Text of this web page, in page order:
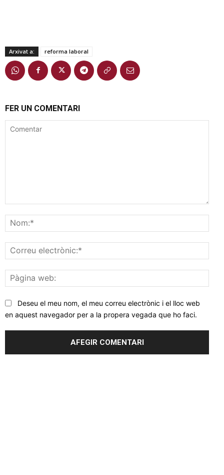
Arxivat a: reforma laboral
FER UN COMENTARI
web:
Deseu el meu nom, el meu correu electrònic i el lloc web
en aquest navegador per a la propera vegada que ho faci.